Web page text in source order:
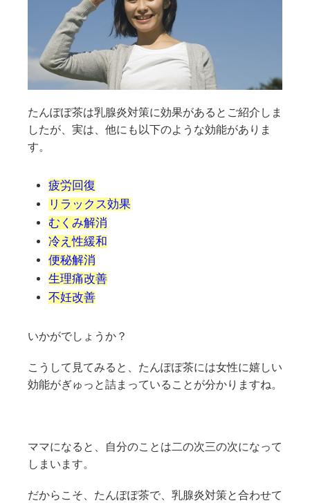
たんぽぽ茶は乳腺炎対策に効果があるとご紹介しま
したが、実は、他にも以下のような効能がありま
す。
疲労回復
リラックス効果
むくみ解消
冷え性緩和
便秘解消
生理痛改善
不妊改善
いかがでしょうか？
こうして見てみると、たんぽぽ茶には女性に嬉しい
効能がぎゅっと詰まっていることが分かりますね。
ママになると、自分のことは二の次三の次になって
しまいます。
だからこそ、たんぽぽ茶で、乳腺炎対策と合わせて